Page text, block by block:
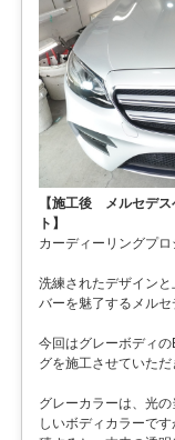
【施工後 メルセデ
ト】
カーディーリングプロ
洗練されたデザイン
バーを魅了するメルセ
今回はグレーボディ
グを施工させていただ
グレーカラーは、光
しいボディカラーで